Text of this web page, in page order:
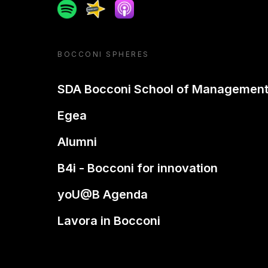
SpotifySpreakerApple podcast
BOCCONI SPHERES
SDA Bocconi School of Management
Egea
Alumni
B4i - Bocconi for innovation
yoU@B Agenda
Lavora in Bocconi